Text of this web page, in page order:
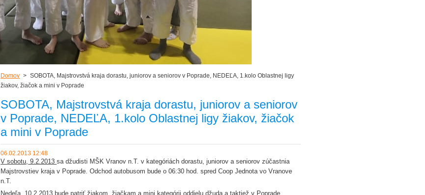
Domov > SOBOTA, Majstrovstvá kraja dorastu, juniorov a seniorov v Poprade, NEDEĽA, 1.kolo Oblastnej ligy
žiakov, žiačok a mini v Poprade
SOBOTA, Majstrovstvá kraja dorastu, juniorov a seniorov
v Poprade, NEDEĽA, 1.kolo Oblastnej ligy žiakov, žiačok
a mini v Poprade
06.02.2013 12:48
V sobotu, 9.2.2013 sa džudisti MŠK Vranov n.T. v kategóriách dorastu, juniorov a seniorov zúčastnia
Majstrovstiev kraja v Poprade. Odchod autobusom bude o 06:30 hod. spred Coop Jednota vo Vranove
n.T.
Nedeľa, 10.2.2013 bude patriť žiakom, žiačkam a mini kategórii oddielu džuda a taktiež v Poprade